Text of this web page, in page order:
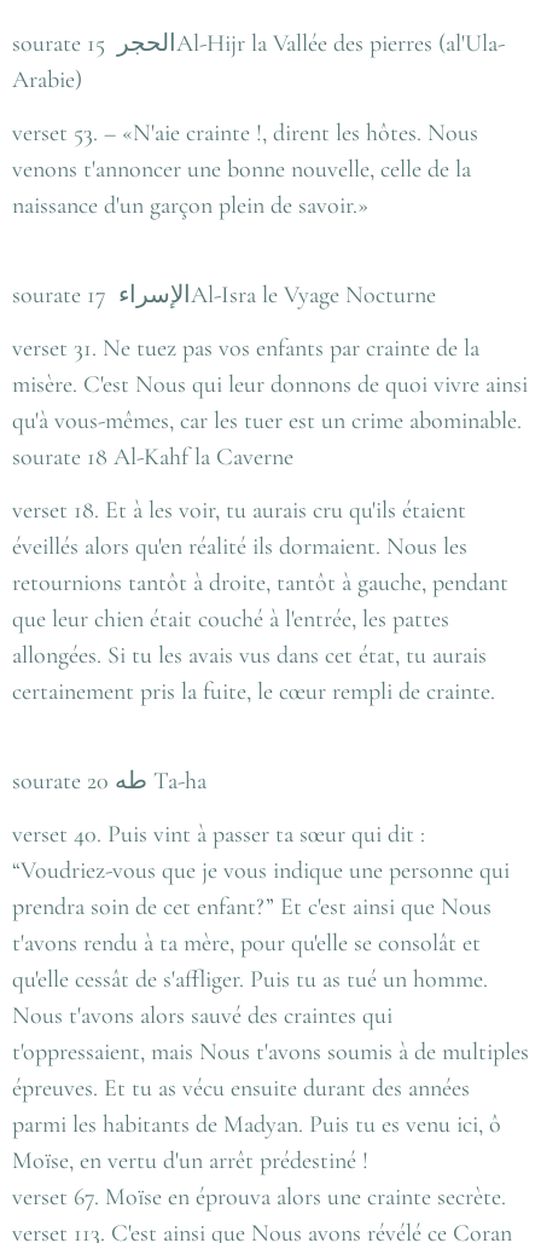
sourate 15 الحجرAl-Hijr la Vallée des pierres (al'Ula-
Arabie)
verset 53. – «N'aie crainte !, dirent les hôtes. Nous
venons t'annoncer une bonne nouvelle, celle de la
naissance d'un garçon plein de savoir.»
sourate 17 الإسراءAl-Isra le Vyage Nocturne
verset 31. Ne tuez pas vos enfants par crainte de la
misère. C'est Nous qui leur donnons de quoi vivre ainsi
qu'à vous-mêmes, car les tuer est un crime abominable.
sourate 18 Al-Kahf la Caverne
verset 18. Et à les voir, tu aurais cru qu'ils étaient
éveillés alors qu'en réalité ils dormaient. Nous les
retournions tantôt à droite, tantôt à gauche, pendant
que leur chien était couché à l'entrée, les pattes
allongées. Si tu les avais vus dans cet état, tu aurais
certainement pris la fuite, le cœur rempli de crainte.
sourate 20 طه Ta-ha
verset 40. Puis vint à passer ta sœur qui dit :
“Voudriez-vous que je vous indique une personne qui
prendra soin de cet enfant?” Et c'est ainsi que Nous
t'avons rendu à ta mère, pour qu'elle se consolât et
qu'elle cessât de s'affliger. Puis tu as tué un homme.
Nous t'avons alors sauvé des craintes qui
t'oppressaient, mais Nous t'avons soumis à de multiples
épreuves. Et tu as vécu ensuite durant des années
parmi les habitants de Madyan. Puis tu es venu ici, ô
Moïse, en vertu d'un arrêt prédestiné !
verset 67. Moïse en éprouva alors une crainte secrète.
verset 113. C'est ainsi que Nous avons révélé ce Coran